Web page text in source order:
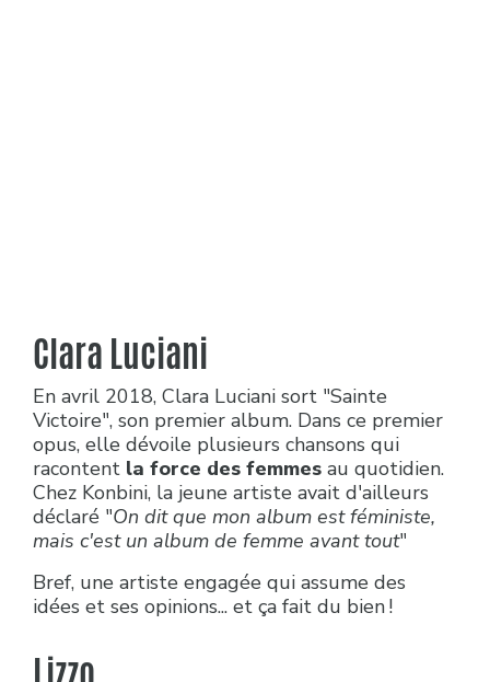
Clara Luciani
En avril 2018, Clara Luciani sort "Sainte
Victoire", son premier album. Dans ce premier
opus, elle dévoile plusieurs chansons qui
racontent la force des femmes au quotidien.
Chez Konbini, la jeune artiste avait d'ailleurs
déclaré "On dit que mon album est féministe,
mais c'est un album de femme avant tout"
Bref, une artiste engagée qui assume des
idées et ses opinions... et ça fait du bien !